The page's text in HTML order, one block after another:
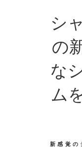
シ
の
な
ム
新感覚の